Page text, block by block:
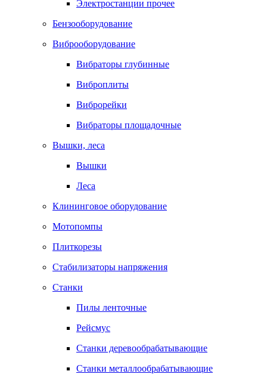
Электростанции прочее
Бензооборудование
Виброоборудование
Вибраторы глубинные
Виброплиты
Виброрейки
Вибраторы площадочные
Вышки, леса
Вышки
Леса
Клининговое оборудование
Мотопомпы
Плиткорезы
Стабилизаторы напряжения
Станки
Пилы ленточные
Рейсмус
Станки деревообрабатывающие
Станки металлообрабатывающие